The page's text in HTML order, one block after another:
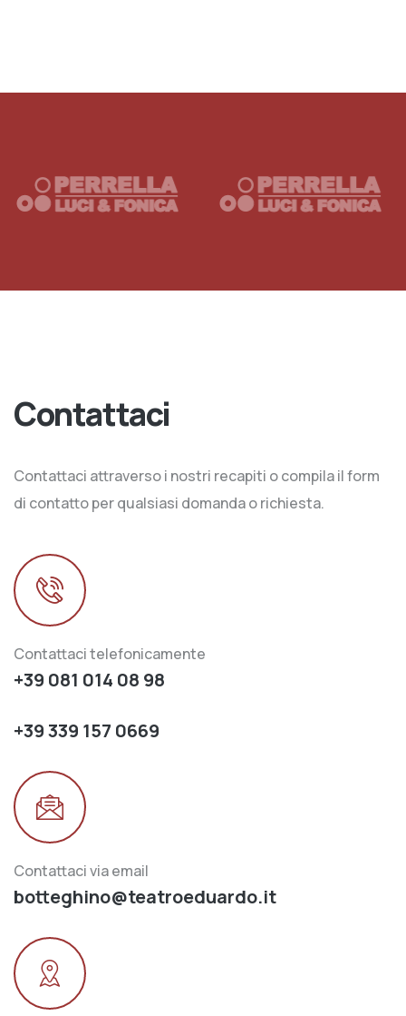
Contattaci
Contattaci attraverso i nostri recapiti o compila il form
di contatto per qualsiasi domanda o richiesta.
Contattaci telefonicamente
+39 081 014 08 98
+39 339 157 0669
Contattaci via email
botteghino@teatroeduardo.it